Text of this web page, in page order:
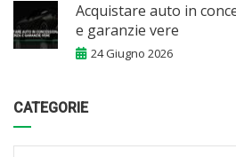
Acquistare auto in
e garanzie vere
24 Giugno 2026
CATEGORIE